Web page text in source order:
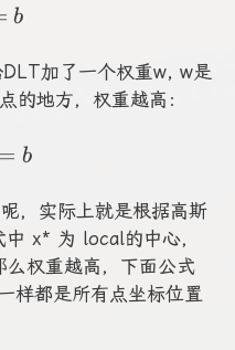
b
加了一个权重w, w是
的地方，权重越高：
= b
，实际上就是根据高斯
x* 为 local的中心，
权重越高，下面公式
样都是所有点坐标位置